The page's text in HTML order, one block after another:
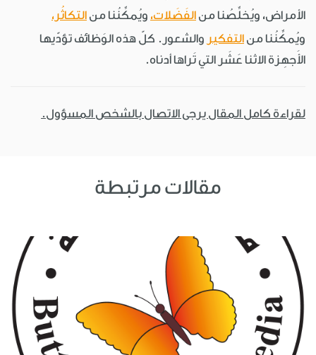
الأمراض، ويُخلِّصُنا من الفَضَلات، ويُمكِّنُنا من التكاثُر،
ويُمكِّنُنا من التفكير والشعور. كلّ هذه الوَظائف تؤدّيها
الأَجهِزة الاثنا عَشَر التي تَراها أدناه.
لقراءة كامل المقال يرجى الاتصال بالشخص المسؤول.
مقالات مرتبطة